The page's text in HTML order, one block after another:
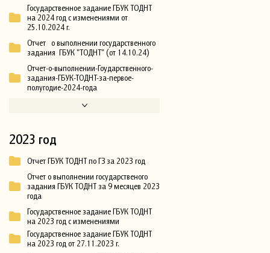
Государственное задание ГБУК ТОДНТ
на 2024 год с изменениями от
25.10.2024 г.
Отчет о выполнении государственного
задания ГБУК "ТОДНТ" (от 14.10.24)
Отчет-о-выполнении-Гоударственного-
задания-ГБУК-ТОДНТ-за-первое-
полугодие-2024-года
2023 год
Отчет ГБУК ТОДНТ по ГЗ за 2023 год
Отчет о выполнении государственого
задания ГБУК ТОДНТ за 9 месяцев 2023
года
Государственное задание ГБУК ТОДНТ
на 2023 год с изменениями
Государственное задание ГБУК ТОДНТ
на 2023 год от 27.11.2023 г.